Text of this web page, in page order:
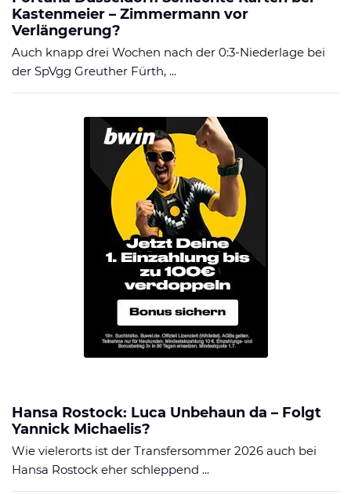
Kastenmeier – Zimmermann vor
Verlängerung?
Auch knapp drei Wochen nach der 0:3-Niederlage bei
der SpVgg Greuther Fürth, ...
Hansa Rostock: Luca Unbehaun da – Folgt
Yannick Michaelis?
Wie vielerorts ist der Transfersommer 2026 auch bei
Hansa Rostock eher schleppend ...